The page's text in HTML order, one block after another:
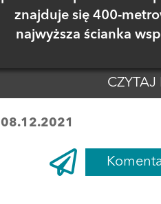
znajduje się 400-
najwyższa ścianka
CZYTAJ
08.12.2021